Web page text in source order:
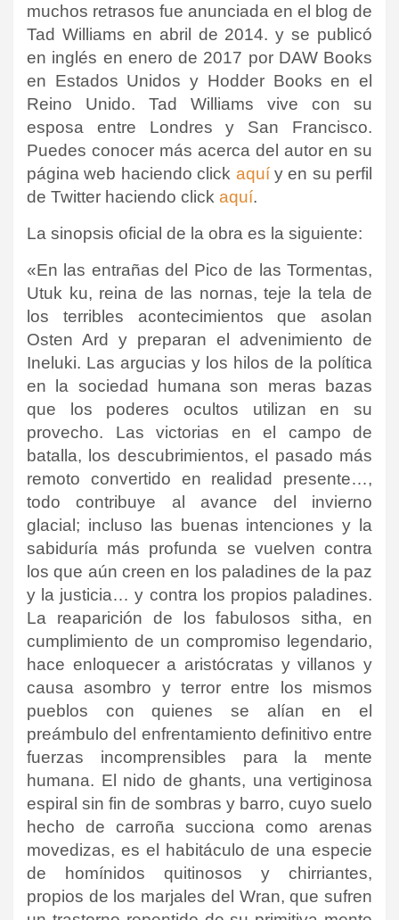
muchos retrasos fue anunciada en el blog de
Tad Williams en abril de 2014. y se publicó
en inglés en enero de 2017 por DAW Books
en Estados Unidos y Hodder Books en el
Reino Unido. Tad Williams vive con su
esposa entre Londres y San Francisco.
Puedes conocer más acerca del autor en su
página web haciendo click aquíy en su perfil
de Twitter haciendo click aquí.
La sinopsis oficial de la obra es la siguiente:
«En las entrañas del Pico de las Tormentas,
Utuk ku, reina de las nornas, teje la tela de
los terribles acontecimientos que asolan
Osten Ard y preparan el advenimiento de
Ineluki. Las argucias y los hilos de la política
en la sociedad humana son meras bazas
que los poderes ocultos utilizan en su
provecho. Las victorias en el campo de
batalla, los descubrimientos, el pasado más
remoto convertido en realidad presente…,
todo contribuye al avance del invierno
glacial; incluso las buenas intenciones y la
sabiduría más profunda se vuelven contra
los que aún creen en los paladines de la paz
y la justicia… y contra los propios paladines.
La reaparición de los fabulosos sitha, en
cumplimiento de un compromiso legendario,
hace enloquecer a aristócratas y villanos y
causa asombro y terror entre los mismos
pueblos con quienes se alían en el
preámbulo del enfrentamiento definitivo entre
fuerzas incomprensibles para la mente
humana. El nido de ghants, una vertiginosa
espiral sin fin de sombras y barro, cuyo suelo
hecho de carroña succiona como arenas
movedizas, es el habitáculo de una especie
de homínidos quitinosos y chirriantes,
propios de los marjales del Wran, que sufren